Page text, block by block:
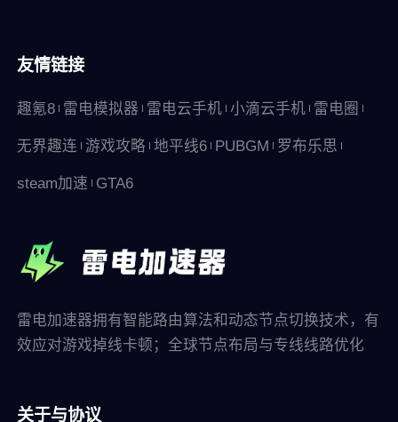
友情链接
趣氪8 雷电模拟器 雷电云手机 小滴云手机 雷电圈
无界趣连 游戏攻略 地平线6 PUBGM 罗布乐思
steam加速 GTA6
雷电加速器拥有智能路由算法和动态节点切换技术，有
效应对游戏掉线卡顿；全球节点布局与专线线路优化
关于与协议